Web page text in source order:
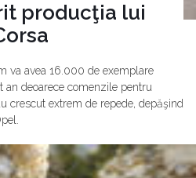
producţia lui
va avea 16.000 de exemplare
an deoarece comenzile pentru
crescut extrem de repede, depăşind